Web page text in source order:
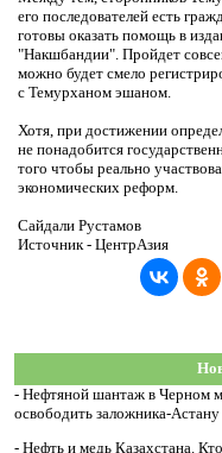
его последователей есть
готовы оказать помощь в
"Накшбандии". Пройдет
можно будет смело
с Темурханом эшаном.
Хотя, при достижении
не понадобится
того чтобы реально
экономических реформ.
Сайдали Рустамов
Источник - ЦентрАзия
- Нефтяной шантаж в Черном
освободить заложника-Астану
- Нефть и медь Казахстана.